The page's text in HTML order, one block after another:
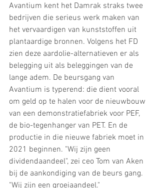
Avantium kent het Damrak straks twee
bedrijven die serieus werk maken van
het vervaardigen van kunststoffen uit
plantaardige bronnen. Volgens het FD
zien deze aardolie-alternatieven er als
belegging uit als beleggingen van de
lange adem. De beursgang van
Avantium is typerend: die dient vooral
om geld op te halen voor de nieuwbouw
van een demonstratiefabriek voor PEF,
de bio-tegenhanger van PET. En de
productie in die nieuwe fabriek moet in
2021 beginnen. "Wij zijn geen
dividendaandeel", zei ceo Tom van Aken
bij de aankondiging van de beurs gang.
"Wij zijn een groeiaandeel."